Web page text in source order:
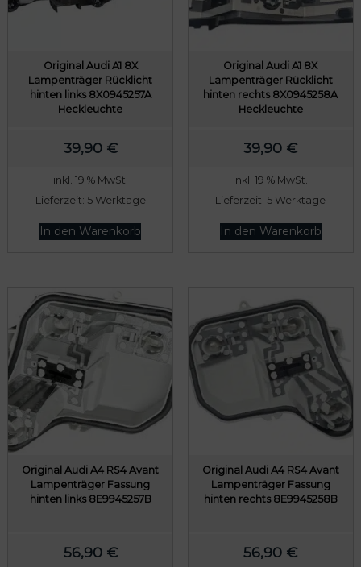
Original Audi A1 8X
Lampenträger Rücklicht
hinten links 8X0945257A
Heckleuchte
39,90 €
inkl. 19 % MwSt.
Lieferzeit: 5 Werktage
In den Warenkorb
Original Audi A1 8X
Lampenträger Rücklicht
hinten rechts 8X0945258A
Heckleuchte
39,90 €
inkl. 19 % MwSt.
Lieferzeit: 5 Werktage
In den Warenkorb
Original Audi A4 RS4 Avant
Lampenträger Fassung
hinten links 8E9945257B
56,90 €
Original Audi A4 RS4 Avant
Lampenträger Fassung
hinten rechts 8E9945258B
56,90 €